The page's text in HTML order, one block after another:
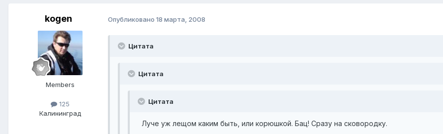
kogen
Members
125
Калининград
Опубликовано 18 марта, 2008
Цитата
Цитата
Цитата
Луче уж лещом каким быть, или корюшкой. Бац! Сразу на сковородку.